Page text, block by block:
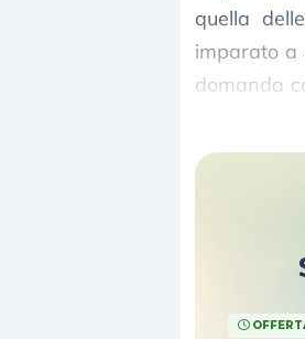
quella
imparato a
domanda